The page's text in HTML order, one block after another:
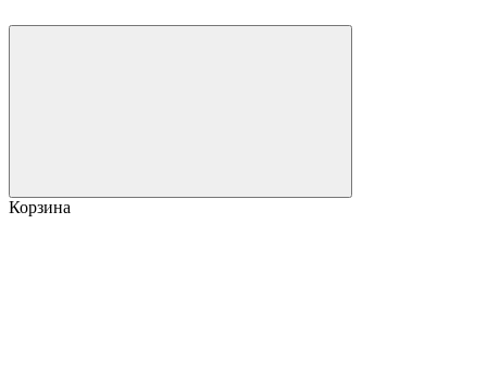
Корзина